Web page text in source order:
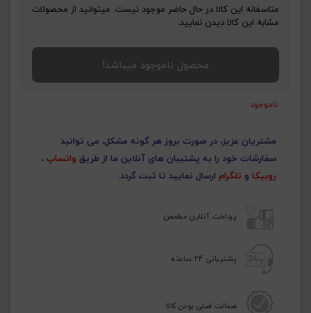
متاسفانه این کالا در حال حاضر موجود نیست. میتوانید از محصولات
مشابه این کالا دیدن نمایید.
محصول ناموجود میباشد!
ناموجود
مشتریان عزیز، در صورت بروز هر گونه مشکل، می توانید
سفارشات خود را به پشتیبان های آنلاین ما از طریق واتساپ ،
روبیکا و تلگرام ارسال نمایید تا ثبت گردد.
پرداخت آنلاین مطمعن
پشتیبانی 24 ساعته
ضمانت اصلی بودن کالا